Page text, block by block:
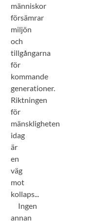
människor
försämrar
miljön
och
tillgångarna
för
kommande
generationer.
Riktningen
för
mänskligheten
idag
är
en
väg
mot
kollaps...
Ingen
annan